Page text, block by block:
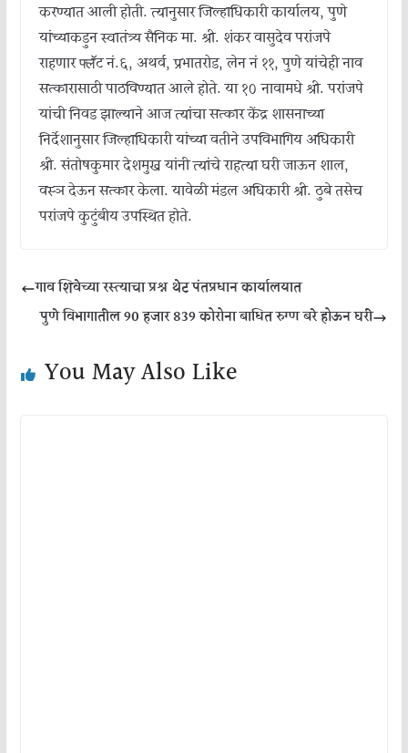
करण्यात आली होती. त्यानुसार जिल्हाधिकारी कार्यालय, पुणे
यांच्याकडुन स्वातंत्र्य सैनिक मा. श्री. शंकर वासुदेव परांजपे
राहणार फ्लॕट नं.६, अथर्व, प्रभातरोड, लेन नं ११, पुणे यांचेही नाव
सत्कारासाठी पाठविण्यात आले होते. या १० नावामधे श्री. परांजपे
यांची निवड झाल्याने आज त्यांचा सत्कार केंद्र शासनाच्या
निर्देशानुसार जिल्हाधिकारी यांच्या वतीने उपविभागिय अधिकारी
श्री. संतोषकुमार देशमुख यांनी त्यांचे राहत्या घरी जाऊन शाल,
वस्ञ देऊन सत्कार केला. यावेळी मंडल अधिकारी श्री. ठुबे तसेच
परांजपे कुटुंबीय उपस्थित होते.
गाव शिवेच्या रस्त्याचा प्रश्न थेट पंतप्रधान कार्यालयात
पुणे विभागातील 90 हजार 839 कोरोना बाधित रुग्ण बरे होऊन घरी
You May Also Like